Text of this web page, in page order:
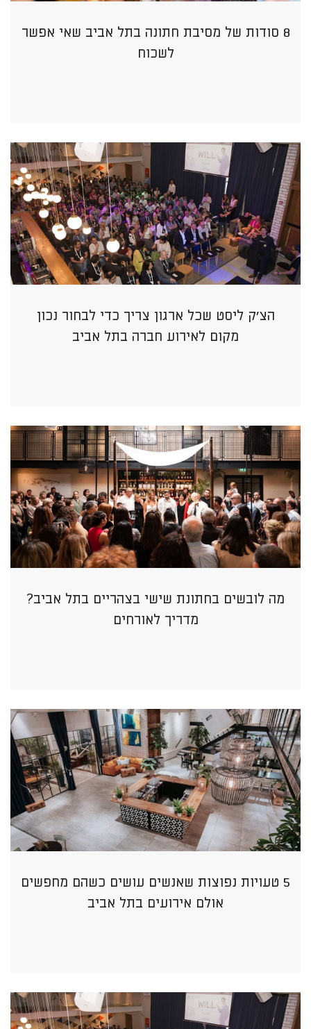
8 סודות של מסיבת חתונה בתל אביב שאי אפשר
לשכוח
הצ’ק ליסט שכל ארגון צריך כדי לבחור נכון
מקום לאירוע חברה בתל אביב
מה לובשים בחתונת שישי בצהריים בתל אביב?
מדריך לאורחים
5 טעויות נפוצות שאנשים עושים כשהם מחפשים
אולם אירועים בתל אביב